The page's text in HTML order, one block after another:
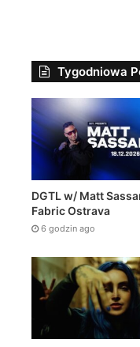
Tygodniowa
DGTL w/ Matt
Fabric Ostrava
6 godzin ago